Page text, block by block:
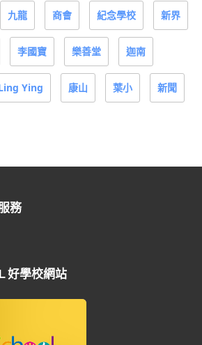
九龍 商會 紀念學校 新界
李國寶 樂善堂 迦南
Ying 康山 葉小 新聞
務
好學校網站